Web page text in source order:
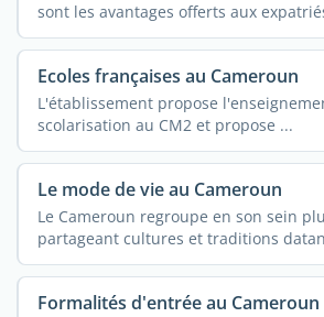
sont les avantages offerts aux
Ecoles françaises au Cameroun
L'établissement propose
scolarisation au CM2 et propose ...
Le mode de vie au Cameroun
Le Cameroun regroupe en son sein
partageant cultures et traditions
Formalités d'entrée au Cameroun